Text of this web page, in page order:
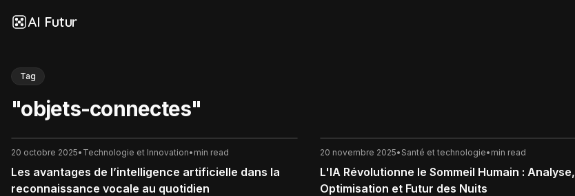
AI Futur
Tag
"objets-connectes"
20 octobre 2025• Technologie et Innovation• min read
Les avantages de l’intelligence artificielle dans la
reconnaissance vocale au quotidien
20 novembre 2025• Santé et technologie• min read
L'IA Révolutionne le Sommeil Humain : Analyse,
Optimisation et Futur des Nuits